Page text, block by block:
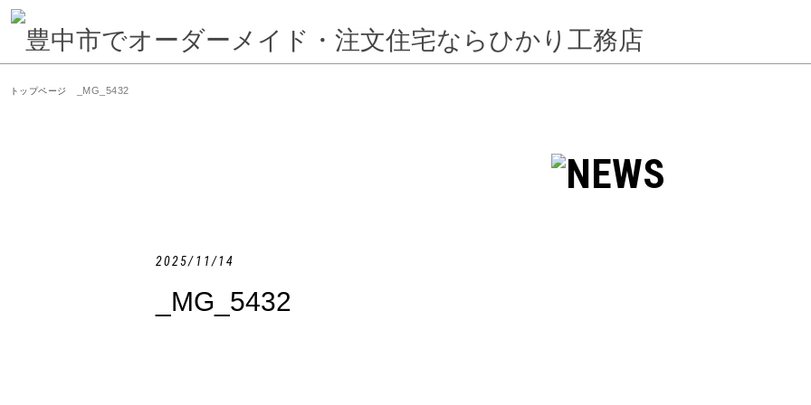
トップページ _MG_5432
2025/11/14
_MG_5432